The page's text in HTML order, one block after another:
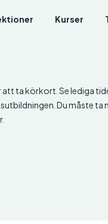
Kurser
ta körkort. Se lediga
Du måste